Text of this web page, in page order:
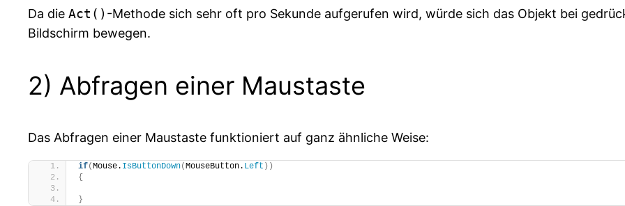
Da die Act() -Methode sich sehr oft pro Sekunde aufgerufen wird, würde sich das Objekt bei
Bildschirm bewegen.
2) Abfragen einer Maustaste
Das Abfragen einer Maustaste funktioniert auf ganz ähnliche Weise:
if(Mouse. IsButtonDown(MouseButton. Left ))
{
}